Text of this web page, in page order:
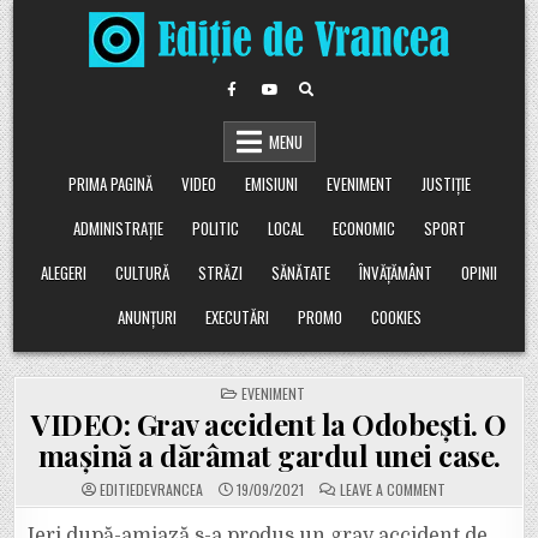
Skip
to
content
MENU
PRIMA PAGINĂ
VIDEO EMISIUNI EVENIMENT
JUSTIȚIE
ADMINISTRAȚIE
POLITIC LOCAL ECONOMIC
SPORT
ALEGERI
CULTURĂ STRĂZI SĂNĂTATE ÎNVĂȚĂMÂNT
OPINII
ANUNȚURI
EXECUTĂRI PROMO COOKIES
POSTED
IN
EVENIMENT
VIDEO: Grav accident la Odobești. O
mașină a dărâmat gardul unei case.
EDITIEDEVRANCEA 19/09/2021 LEAVE A COMMENTON
VIDEO:
ACCIDENT